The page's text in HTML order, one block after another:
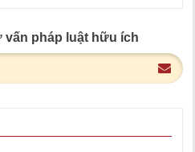
vấn pháp luật hữu ích